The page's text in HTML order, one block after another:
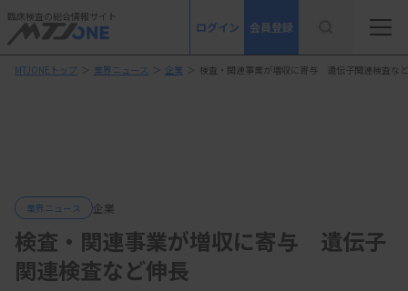
臨床検査の総合情報サイト
ログイン 会員登録
MTJONEトップ ＞ 業界ニュース ＞ 企業 ＞ 検査・関連事業が増収に寄与 遺伝子関連検査な
業界ニュース 企業
検査・関連事業が増収に寄与 遺伝子
関連検査など伸長